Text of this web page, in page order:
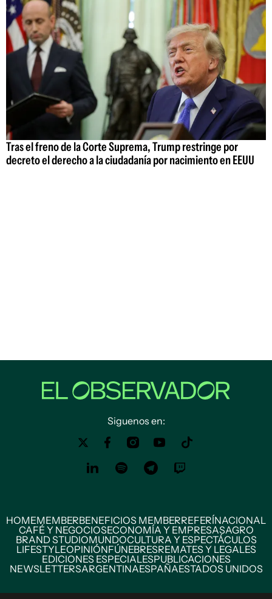
Tras el freno de la Corte Suprema, Trump restringe por
decreto el derecho a la ciudadanía por nacimiento en EEUU
Siguenos en:
HOMEMEMBERBENEFICIOS MEMBERREFERÍNACIONAL
CAFÉ Y NEGOCIOSECONOMÍA Y EMPRESASAGRO
BRAND STUDIOMUNDOCULTURA Y ESPECTÁCULOS
LIFESTYLEOPINIÓNFÚNEBRESREMATES Y LEGALES
EDICIONES ESPECIALESPUBLICACIONES
NEWSLETTERSARGENTINAESPAÑAESTADOS UNIDOS